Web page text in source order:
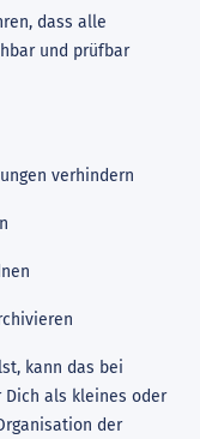
dass alle
und prüfbar
verhindern
kann das bei
Dich als kleines oder
der